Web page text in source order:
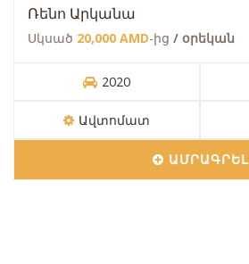
Ռենո Արկանա
Սկսած 20,000 AMD-ից / օրեկան
2020
Ավտոմատ
ԱՄՐԱԳՐԵԼ